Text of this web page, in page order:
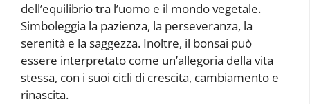
dell’equilibrio tra l’uomo e il mondo vegetale.
Simboleggia la pazienza, la perseveranza, la
serenità e la saggezza. Inoltre, il bonsai può
essere interpretato come un’allegoria della vita
stessa, con i suoi cicli di crescita, cambiamento e
rinascita.